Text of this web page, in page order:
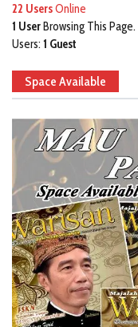
22 UsersOnline
1 UserBrowsing This Page.
Users: 1 Guest
Space Available